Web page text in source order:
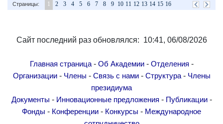
Страницы: 1 2 3 4 5 6 7 8 9 10 11 12 13 14 15 16
Сайт последний раз обновлялся: 10:41, 06/08/2026
Главная страница- Об Академии- Отделения -
Организации- Члены - Связь с нами- Структура- Члены
президиума
Документы - Инновационные предложения - Публикации-
Фонды - Конференции - Конкурсы - Международное